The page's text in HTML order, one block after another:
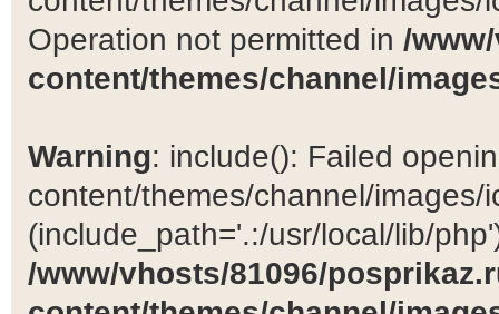
Operation not permitted in /
content/themes/channel/
Warning: include(): Failed
content/themes/channel/images/
(include_path='.:/usr/local/lib/
/www/vhosts/81096/